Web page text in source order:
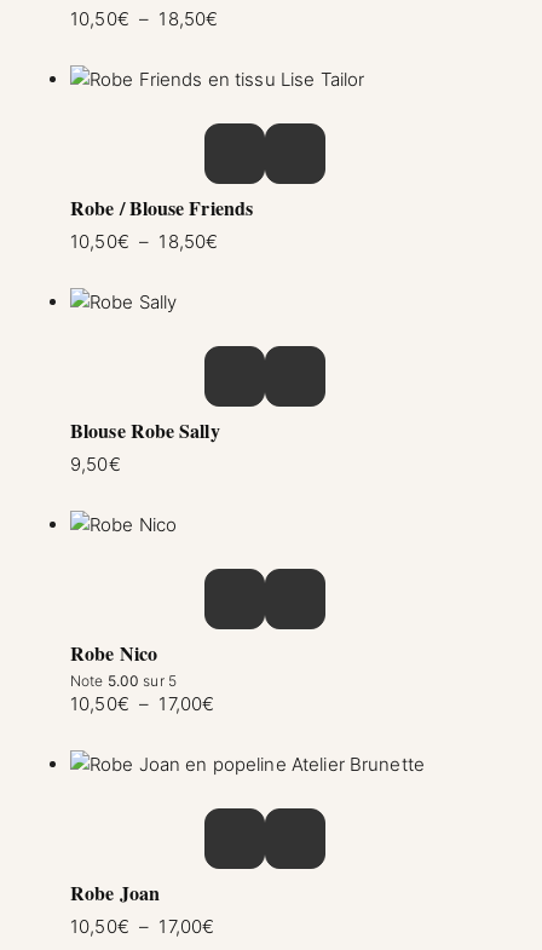
10,50€ – 18,50€
Robe / Blouse Friends
10,50€ – 18,50€
Blouse Robe Sally
9,50€
Robe Nico
Note 5.00 sur 5
10,50€ – 17,00€
Robe Joan
10,50€ – 17,00€